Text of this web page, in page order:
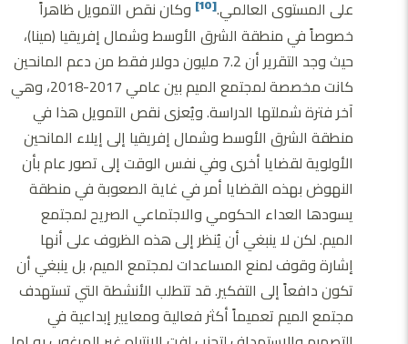
على المستوى العالمي.[10]
وكان نقص التمويل ظاهراً
خصوصاً في منطقة الشرق الأوسط وشمال إفريقيا (مينا)،
حيث وجد التقرير أن 7.2 مليون دولار فقط من دعم المانحين
كانت مخصصة لمجتمع الميم بين عامي 2017-2018، وهي
آخر فترة شملتها الدراسة. ويُعزى نقص التمويل هذا في
منطقة الشرق الأوسط وشمال إفريقيا إلى إيلاء المانحين
الأولوية لقضايا أخرى وفي نفس الوقت إلى تصور عام بأن
النهوض بهذه القضايا أمر في غاية الصعوبة في منطقة
يسودها العداء الحكومي والاجتماعي الصريح لمجتمع
الميم. لكن لا ينبغي أن يُنظر إلى هذه الظروف على أنها
إشارة وقوف لمنع المساعدات لمجتمع الميم، بل ينبغي أن
تكون دافعاً إلى التفكير. قد تتطلب الأنشطة التي تستهدف
مجتمع الميم تعميماً أكثر فعالية ومعايير إبداعية في